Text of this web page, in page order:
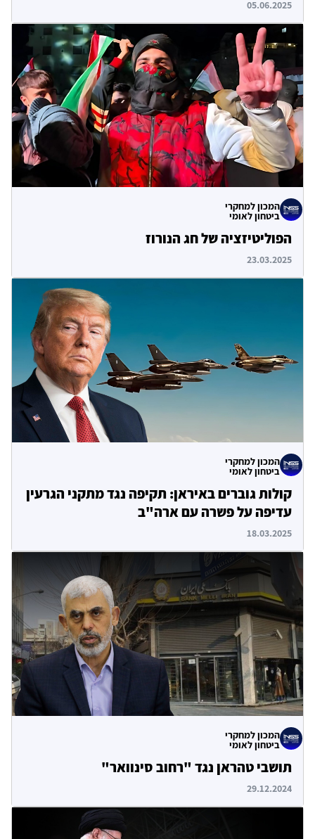
05.06.2025
המכון למחקרי
ביטחון לאומי
הפוליטיזציה של חג הנורוז
23.03.2025
המכון למחקרי
ביטחון לאומי
קולות גוברים באיראן: תקיפה נגד מתקני הגרעין
עדיפה על פשרה עם ארה"ב
18.03.2025
המכון למחקרי
ביטחון לאומי
תושבי טהראן נגד "רחוב סינוואר"
29.12.2024